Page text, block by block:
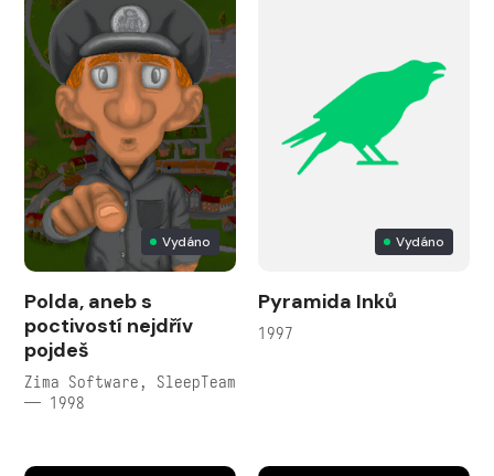
Vydáno
Polda, aneb s
poctivostí nejdřív
pojdeš
Zima Software, SleepTeam
— 1998
Vydáno
Pyramida Inků
1997